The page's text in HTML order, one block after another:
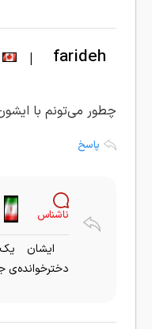
farideh
|
چطور می‌تونم با
پاسخ
ناشناس
ایشان یک
دخترخوانده‌ی